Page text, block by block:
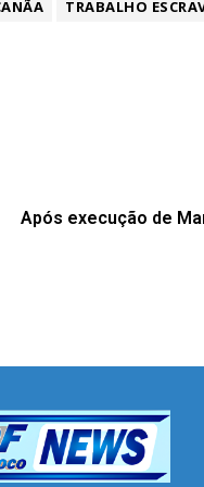
TRABALHO
Após execução de